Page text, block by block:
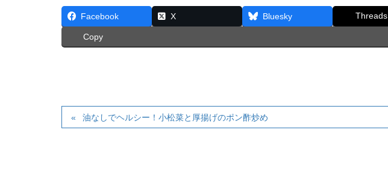
Facebook X Bluesky Threads
Copy
油なしでヘルシー！小松菜と厚揚げのポン酢炒め